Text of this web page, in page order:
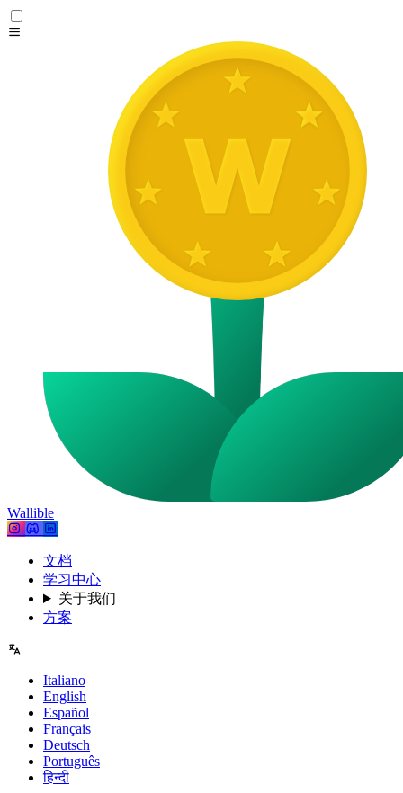
Wallible
文档
学习中心
关于我们
方案
Italiano
English
Español
Français
Deutsch
Português
हिन्दी